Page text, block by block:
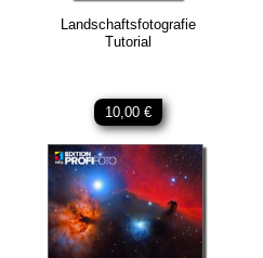
Landschaftsfotografie
Tutorial
10,00 €